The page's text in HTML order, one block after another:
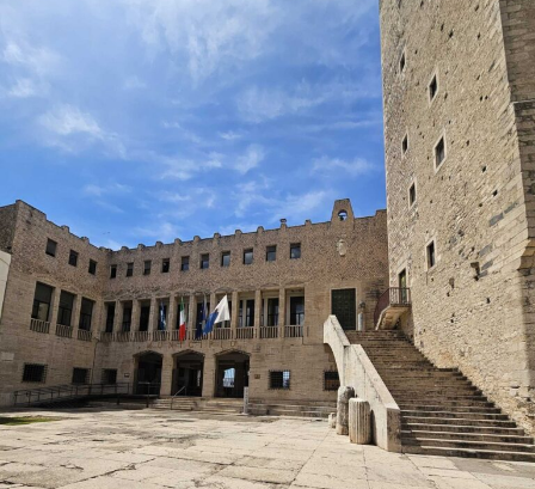
La proprietaria di una delle vetture coinvolte ha
denunciato l’accaduto anche attraverso un video
pubblicato sui social, nella speranza di poter raccogliere
informazioni utili a ricostruire quanto accaduto e
individuare il responsabile.
Al momento, infatti, non risulta che qualcuno abbia